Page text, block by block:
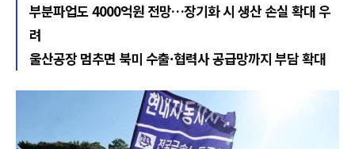
부분파업도 4000억원 전망…장기화 시 생산 손실 확대 우
려
울산공장 멈추면 북미 수출·협력사 공급망까지 부담 확대